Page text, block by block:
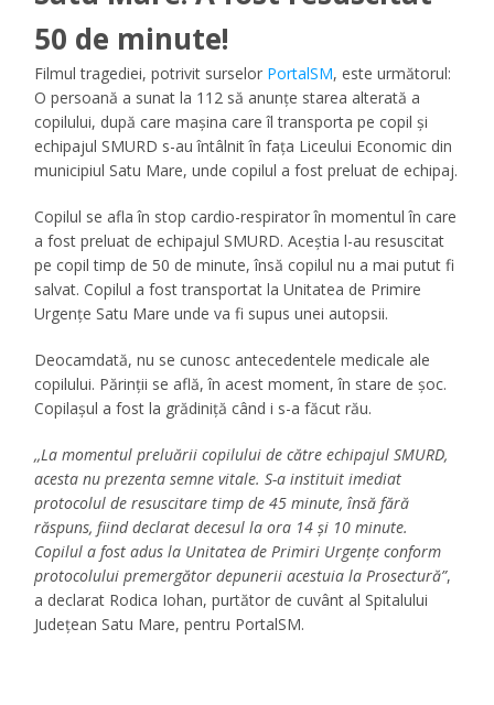
50 de minute!
Filmul tragediei, potrivit surselor PortalSM, este următorul:
O persoană a sunat la 112 să anunțe starea alterată a
copilului, după care mașina care îl transporta pe copil și
echipajul SMURD s-au întâlnit în fața Liceului Economic din
municipiul Satu Mare, unde copilul a fost preluat de echipaj.
Copilul se afla în stop cardio-respirator în momentul în care
a fost preluat de echipajul SMURD. Aceștia l-au resuscitat
pe copil timp de 50 de minute, însă copilul nu a mai putut fi
salvat. Copilul a fost transportat la Unitatea de Primire
Urgențe Satu Mare unde va fi supus unei autopsii.
Deocamdată, nu se cunosc antecedentele medicale ale
copilului. Părinții se află, în acest moment, în stare de șoc.
Copilașul a fost la grădiniță când i s-a făcut rău.
,,La momentul preluării copilului de către echipajul SMURD,
acesta nu prezenta semne vitale. S-a instituit imediat
protocolul de resuscitare timp de 45 minute, însă fără
răspuns, fiind declarat decesul la ora 14 și 10 minute.
Copilul a fost adus la Unitatea de Primiri Urgențe conform
protocolului premergător depunerii acestuia la Prosectură”,
a declarat Rodica Iohan, purtător de cuvânt al Spitalului
Județean Satu Mare, pentru PortalSM.